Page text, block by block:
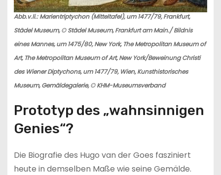
Abb.v.li.: Marientriptychon (Mitteltafel), um 1477/79, Frankfurt,
Städel Museum, © Städel Museum, Frankfurt am Main./ Bildnis
eines Mannes, um 1475/80, New York, The Metropolitan Museum of
Art, The Metropolitan Museum of Art, New York/Beweinung Christi
des Wiener Diptychons, um 1477/79, Wien, Kunsthistorisches
Museum, Gemäldegalerie, © KHM-Museumsverband
Prototyp des „wahnsinnigen
Genies“?
Die Biografie des Hugo van der Goes fasziniert
heute in demselben Maße wie seine Gemälde.